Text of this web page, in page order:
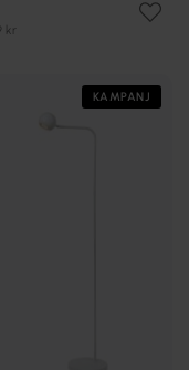
kr
KAMPANJ